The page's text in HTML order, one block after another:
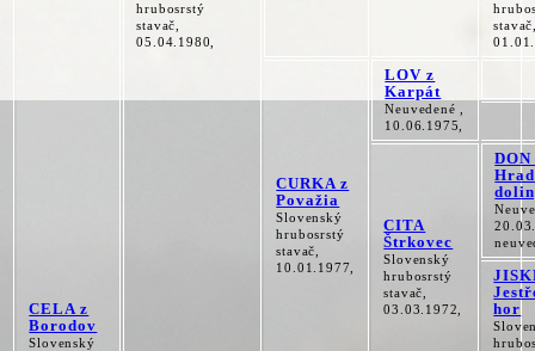
CELA z
Borodov
Slovenský
hrubosrstý
stavač,
05.04.1980,
CURKA z
Považia
Slovenský
hrubosrstý
stavač,
10.01.1977,
LOV z
Karpát
Neuvedené ,
10.06.1975,
CITA
Štrkovec
Slovenský
hrubosrstý
stavač,
03.03.1972,
DON
hor